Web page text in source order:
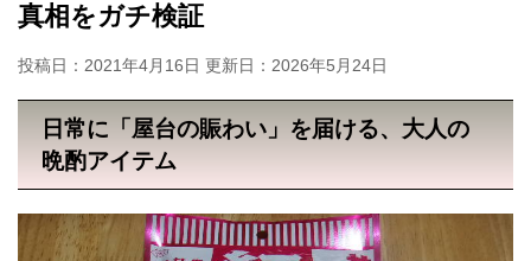
真相をガチ検証
投稿日：2021年4月16日 更新日： 2026年5月24日
日常に「屋台の賑わい」を届ける、大人の
晩酌アイテム